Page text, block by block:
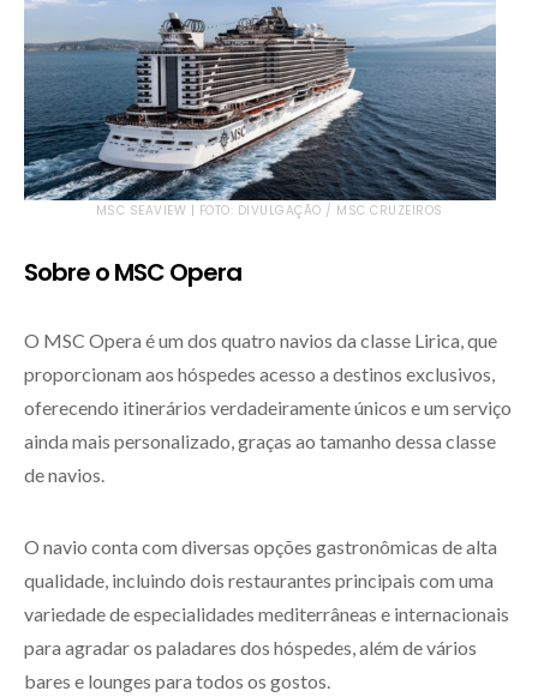
MSC SEAVIEW | FOTO: DIVULGAÇÃO / MSC CRUZEIROS
Sobre o MSC Opera
O MSC Opera é um dos quatro navios da classe Lirica, que
proporcionam aos hóspedes acesso a destinos exclusivos,
oferecendo itinerários verdadeiramente únicos e um serviço
ainda mais personalizado, graças ao tamanho dessa classe
de navios.
O navio conta com diversas opções gastronômicas de alta
qualidade, incluindo dois restaurantes principais com uma
variedade de especialidades mediterrâneas e internacionais
para agradar os paladares dos hóspedes, além de vários
bares e lounges para todos os gostos.